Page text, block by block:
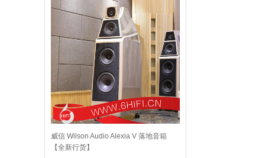
威信 Wilson Audio Alexia V 落地音箱
【全新行货】